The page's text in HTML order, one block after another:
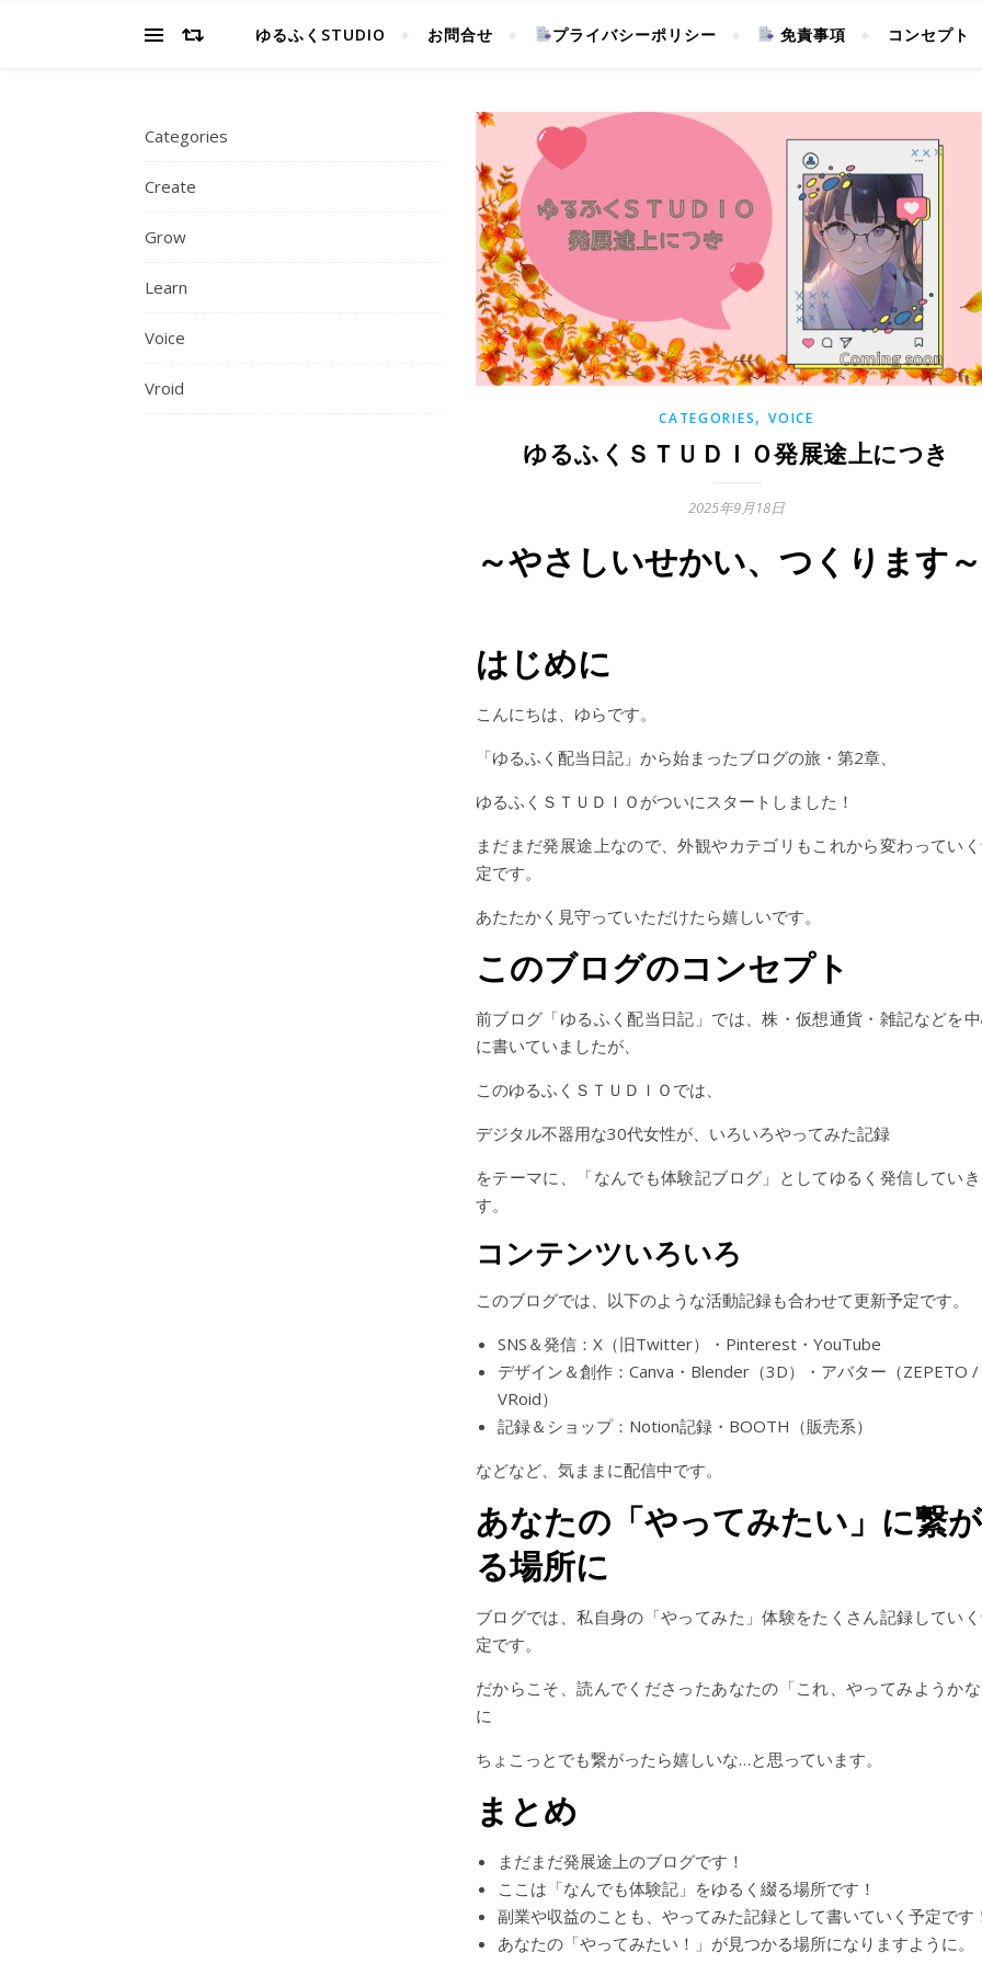
ゆるふくSTUDIO お問合せ プライバシーポリシー 免責事項 コンセプト
Categories
Create
Grow
Learn
Voice
Vroid
CATEGORIES,VOICE
ゆるふくＳＴＵＤＩＯ発展途上につき
2025年9月18日
～やさしいせかい、つくります～
はじめに
こんにちは、ゆらです。
「ゆるふく配当日記」から始まったブログの旅・第2章、
ゆるふくＳＴＵＤＩＯがついにスタートしました！
まだまだ発展途上なので、外観やカテゴリもこれから変わってい
定です。
あたたかく見守っていただけたら嬉しいです。
このブログのコンセプト
前ブログ「ゆるふく配当日記」では、株・仮想通貨・雑記などを
に書いていましたが、
このゆるふくＳＴＵＤＩＯでは、
デジタル不器用な30代女性が、いろいろやってみた記録
をテーマに、「なんでも体験記ブログ」としてゆるく発信してい
す。
コンテンツいろいろ
このブログでは、以下のような活動記録も合わせて更新予定です。
SNS＆発信：X（旧Twitter）・Pinterest・YouTube
デザイン＆創作：Canva・Blender（3D）・アバター（ZEPETO /
VRoid）
記録＆ショップ：Notion記録・BOOTH（販売系）
などなど、気ままに配信中です。
あなたの「やってみたい」に繋が
る場所に
ブログでは、私自身の「やってみた」体験をたくさん記録してい
定です。
だからこそ、読んでくださったあなたの「これ、やってみようか
に
ちょこっとでも繋がったら嬉しいな…と思っています。
まとめ
まだまだ発展途上のブログです！
ここは「なんでも体験記」をゆるく綴る場所です！
副業や収益のことも、やってみた記録として書いていく予定です
あなたの「やってみたい！」が見つかる場所になりますように。